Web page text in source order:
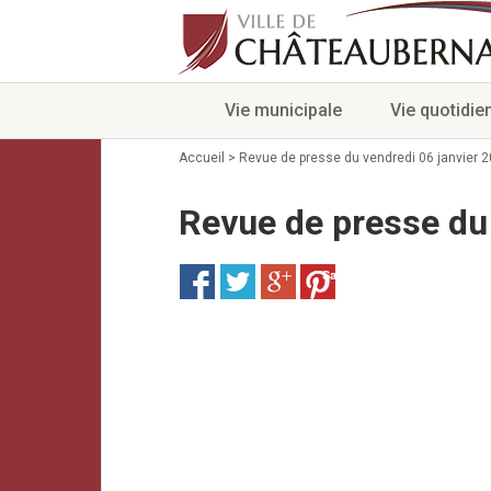
Vie municipale Vie
Accueil > Revue de presse du vendredi 06 janvier
Revue de presse
Save